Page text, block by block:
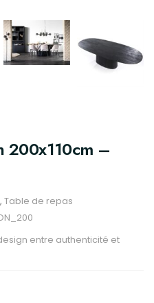
200x110cm –
, Table de repas
entre authenticité et